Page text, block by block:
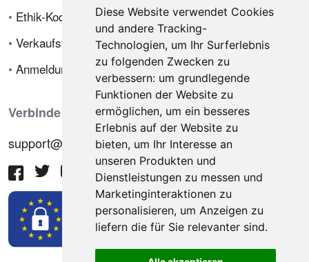
Diese Website verwendet Cookies
und andere Tracking-
Technologien, um Ihr Surferlebnis
zu folgenden Zwecken zu
verbessern: um grundlegende
Funktionen der Website zu
ermöglichen, um ein besseres
Erlebnis auf der Website zu
bieten, um Ihr Interesse an
unseren Produkten und
Dienstleistungen zu messen und
Marketinginteraktionen zu
personalisieren, um Anzeigen zu
liefern die für Sie relevanter sind.
• Ethik-Kodex
• Verkaufsbedingungen
• Anmeldung
Verbinde dich mit uns
support@hiringnotes.com